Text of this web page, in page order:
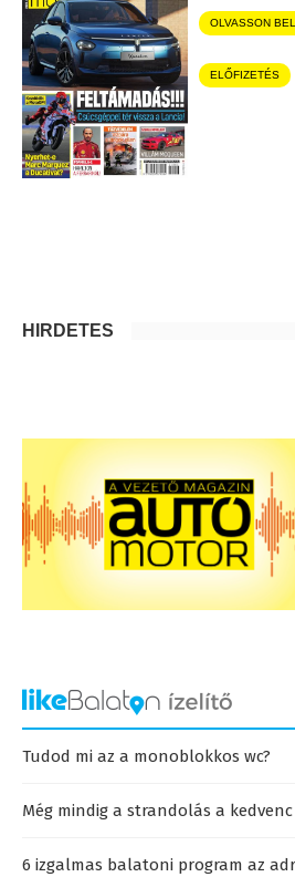
OLVASSON
ELŐFIZETÉS
HIRDETÉS
Tudod mi az a monoblokkos wc?
Még mindig a strandolás a
6 izgalmas balatoni program az